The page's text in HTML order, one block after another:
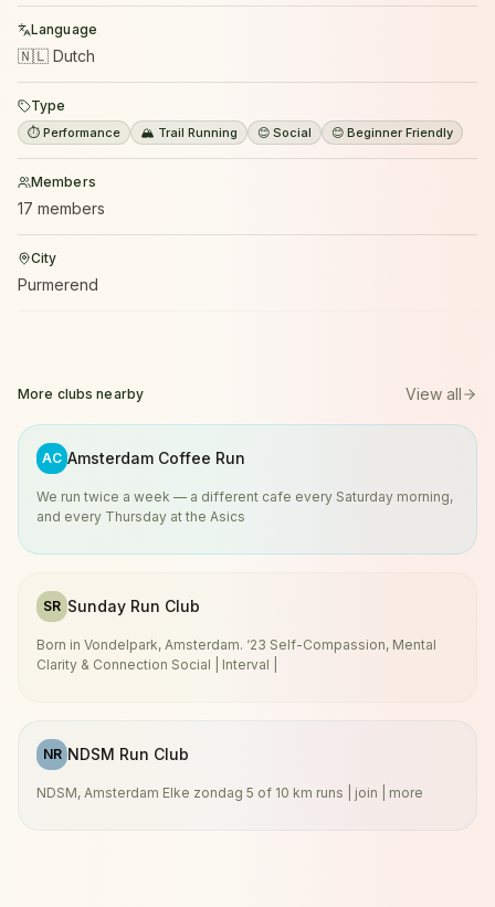
Language
🇳🇱 Dutch
Type
⏱️ Performance 🏔️ Trail Running 😊 Social 😊 Beginner Friendly
Members
17 members
City
Purmerend
More clubs nearby View all
AC Amsterdam Coffee Run
We run twice a week — a different cafe every Saturday morning,
and every Thursday at the Asics
SR Sunday Run Club
Born in Vondelpark, Amsterdam. ‘23 Self-Compassion, Mental
Clarity & Connection Social | Interval |
NR NDSM Run Club
NDSM, Amsterdam Elke zondag 5 of 10 km runs | join | more